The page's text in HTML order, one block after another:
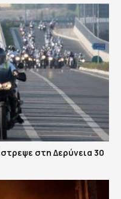
στη Δερύνεια 30